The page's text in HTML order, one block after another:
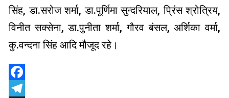
सिंह, डा.सरोज शर्मा, डा.पूर्णिमा सुन्दरियाल, प्रिंस श्रोत्रिय,
विनीत सक्सेना, डा.पुनीता शर्मा, गौरव बंसल, अर्शिका वर्मा,
कु.वन्दना सिंह आदि मौजूद रहे।
Facebook